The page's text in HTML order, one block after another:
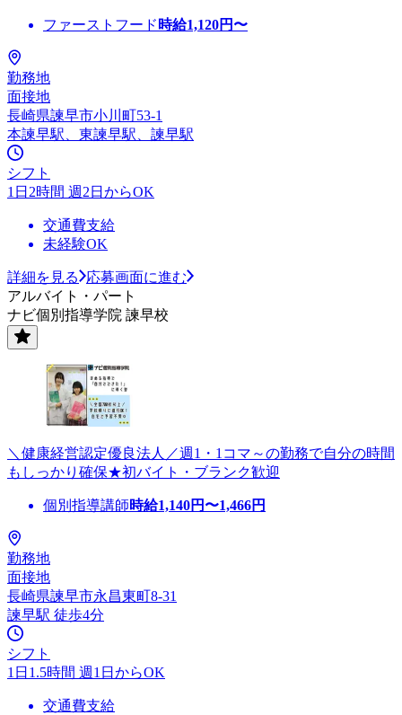
ファーストフード 時給1,120円〜
勤務地
面接地
長崎県諫早市小川町53-1
本諫早駅、東諫早駅、諫早駅
シフト
1日2時間 週2日からOK
交通費支給
未経験OK
詳細を見る
応募画面に進む
アルバイト・パート
ナビ個別指導学院 諫早校
＼健康経営認定優良法人／週1・1コマ～の勤務で自分の時間
もしっかり確保★初バイト・ブランク歓迎
個別指導講師時給1,140円〜1,466円
勤務地
面接地
長崎県諫早市永昌東町8-31
諫早駅 徒歩4分
シフト
1日1.5時間 週1日からOK
交通費支給